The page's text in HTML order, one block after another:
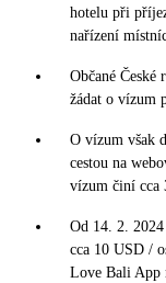
hotelu při
nařízení
Občané
žádat o vízum
O vízum však
cestou na
vízum činí cca
Od 14. 2.
cca 10 USD /
Love Bali App